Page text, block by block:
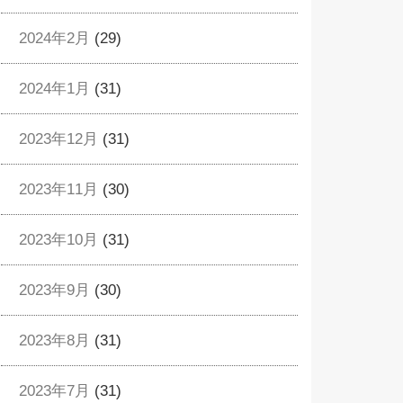
2024年2月 (29)
2024年1月 (31)
2023年12月 (31)
2023年11月 (30)
2023年10月 (31)
2023年9月 (30)
2023年8月 (31)
2023年7月 (31)